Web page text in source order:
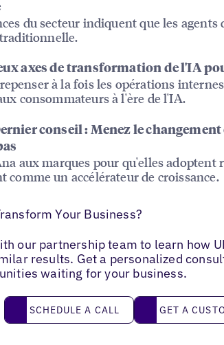
du secteur indiquent que les
axes de transformation de l'IA
à la fois les opérations
consommateurs à l'ère de l'IA.
conseil : Menez le
aux marques pour qu'elles adoptent
comme un accélérateur de croissance.
Your Business?
our partnership team to learn how
results. Get a personalized
waiting for your business.
Schedule a call
SCHEDULE A CALL Get a custom
GET A